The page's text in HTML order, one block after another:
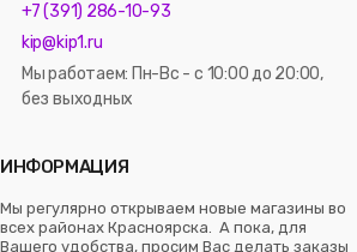
+7 (391) 286-10-93
kip@kip1.ru
Мы работаем: Пн-Вс - с 10:00 до 20:00,
без выходных
ИНФОРМАЦИЯ
Мы регулярно открываем новые магазины во
всех районах Красноярска. А пока, для
Вашего удобства, просим Вас делать заказы